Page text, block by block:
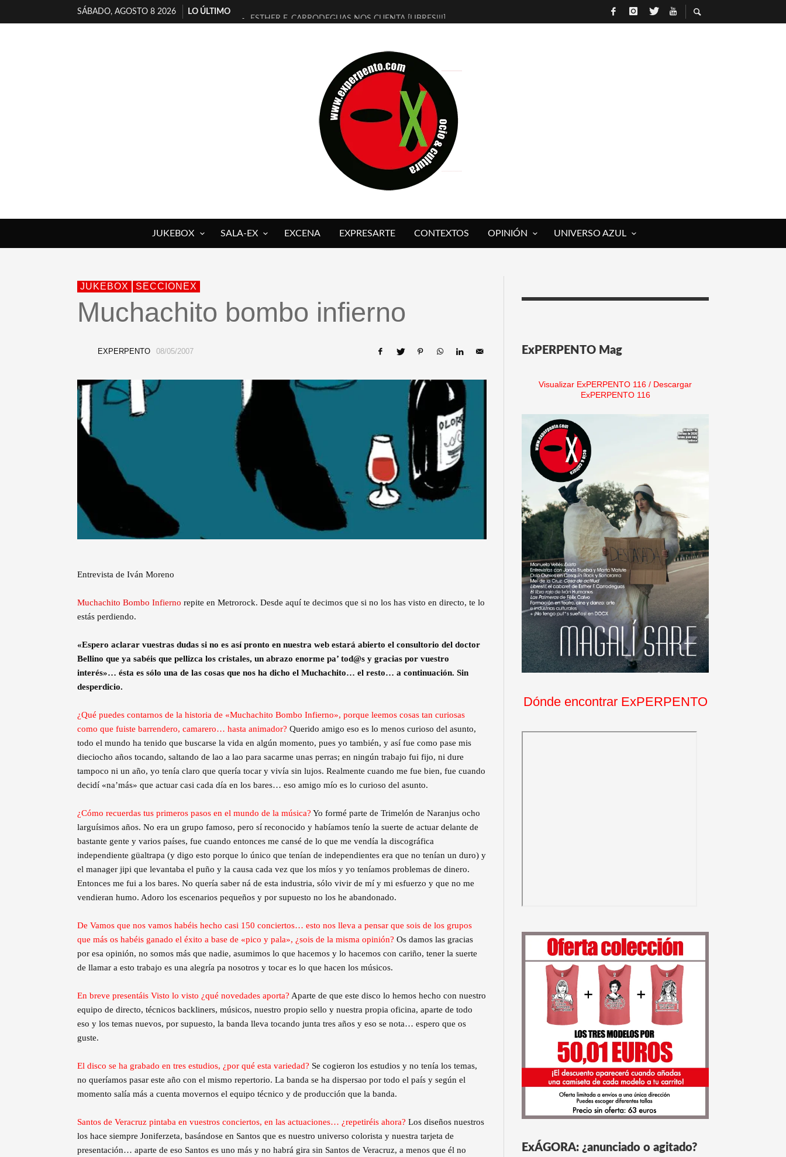
SÁBADO, AGOSTO 8 2026
LO ÚLTIMO
ESTHER F. CARRODEGUAS NOS CUENTA [LIBRES!!!]
[ELECTRA JONDA] DE JUAN GUERRERO ZAMORA
TIMBRE 4, LA ESCUELA DEL DIRECTOR TEATRAL CLAUDIO TOLCACHIR
30 AÑOS (NO ES NADA) DE LA KATARSIS DEL TOMATAZO
MILITARES JUDÍAS EN #EXVITA
D’BALDOMEROS REINVENTAN [BITÁCORA 3.0] EN EXVITA
MARSHALL FLASH PRESENTA EN EXVITA [RELATIVA SENCILLEZ]
JOFRE BARDAGÍ EN EXVITA INTERPRETANDO A SERRAT
JUKEBOX SALA-EX EXCENA EXPRESARTE CONTEXTOS OPINIÓN UNIVERSO AZUL
JUKEBOX SECCIONEX
Muchachito bombo infierno
EXPERPENTO 08/05/2007
Entrevista de Iván Moreno
Muchachito Bombo Infierno repite en Metrorock. Desde aquí te decimos que si no los has visto en directo, te lo
estás perdiendo.
«Espero aclarar vuestras dudas si no es así pronto en nuestra web estará abierto el consultorio del doctor
Bellino que ya sabéis que pellizca los cristales, un abrazo enorme pa’ tod@s y gracias por vuestro
interés»… ésta es sólo una de las cosas que nos ha dicho el Muchachito… el resto… a continuación. Sin
desperdicio.
¿Qué puedes contarnos de la historia de «Muchachito Bombo Infierno», porque leemos cosas tan curiosas
como que fuiste barrendero, camarero… hasta animador? Querido amigo eso es lo menos curioso del asunto,
todo el mundo ha tenido que buscarse la vida en algún momento, pues yo también, y así fue como pase mis
dieciocho años tocando, saltando de lao a lao para sacarme unas perras; en ningún trabajo fui fijo, ni dure
tampoco ni un año, yo tenía claro que quería tocar y vivía sin lujos. Realmente cuando me fue bien, fue cuando
decidí «na’más» que actuar casi cada día en los bares… eso amigo mío es lo curioso del asunto.
¿Cómo recuerdas tus primeros pasos en el mundo de la música? Yo formé parte de Trimelón de Naranjus ocho
larguísimos años. No era un grupo famoso, pero sí reconocido y habíamos tenío la suerte de actuar delante de
bastante gente y varios países, fue cuando entonces me cansé de lo que me vendía la discográfica
independiente güaltrapa (y digo esto porque lo único que tenían de independientes era que no tenían un duro) y
el manager jipi que levantaba el puño y la causa cada vez que los míos y yo teníamos problemas de dinero.
Entonces me fui a los bares. No quería saber ná de esta industria, sólo vivir de mí y mi esfuerzo y que no me
vendieran humo. Adoro los escenarios pequeños y por supuesto no los he abandonado.
De Vamos que nos vamos habéis hecho casi 150 conciertos… esto nos lleva a pensar que sois de los grupos
que más os habéis ganado el éxito a base de «pico y pala», ¿sois de la misma opinión? Os damos las gracias
por esa opinión, no somos más que nadie, asumimos lo que hacemos y lo hacemos con cariño, tener la suerte
de llamar a esto trabajo es una alegría pa nosotros y tocar es lo que hacen los músicos.
En breve presentáis Visto lo visto ¿qué novedades aporta? Aparte de que este disco lo hemos hecho con nuestro
equipo de directo, técnicos backliners, músicos, nuestro propio sello y nuestra propia oficina, aparte de todo
eso y los temas nuevos, por supuesto, la banda lleva tocando junta tres años y eso se nota… espero que os
guste.
El disco se ha grabado en tres estudios, ¿por qué esta variedad? Se cogieron los estudios y no tenía los temas,
no queríamos pasar este año con el mismo repertorio. La banda se ha dispersao por todo el país y según el
momento salía más a cuenta movernos el equipo técnico y de producción que la banda.
Santos de Veracruz pintaba en vuestros conciertos, en las actuaciones… ¿repetiréis ahora? Los diseños nuestros
los hace siempre Joniferzeta, basándose en Santos que es nuestro universo colorista y nuestra tarjeta de
presentación… aparte de eso Santos es uno más y no habrá gira sin Santos de Veracruz, a menos que él no
ExPERPENTO Mag
Visualizar ExPERPENTO 116 / Descargar
ExPERPENTO 116
Dónde encontrar ExPERPENTO
ExÁGORA: ¿anunciado o agitado?